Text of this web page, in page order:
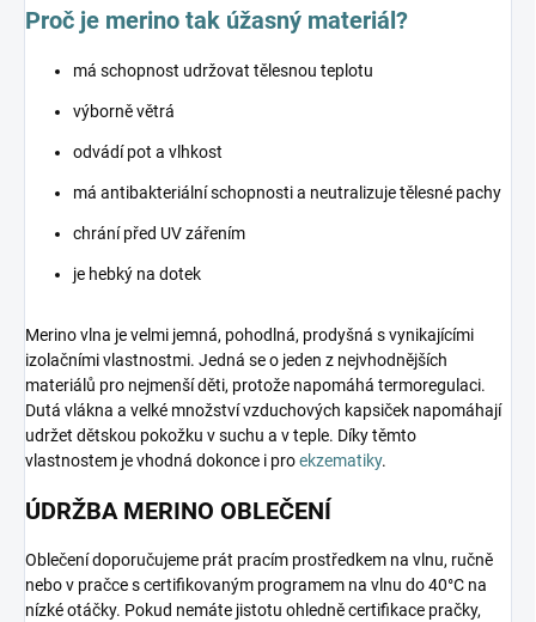
Proč je merino tak úžasný materiál?
má schopnost udržovat tělesnou teplotu
výborně větrá
odvádí pot a vlhkost
má antibakteriální schopnosti a neutralizuje tělesné pachy
chrání před UV zářením
je hebký na dotek
Merino vlna je velmi jemná, pohodlná, prodyšná s vynikajícími
izolačními vlastnostmi. Jedná se o jeden z nejvhodnějších
materiálů pro nejmenší děti, protože napomáhá termoregulaci.
Dutá vlákna a velké množství vzduchových kapsiček napomáhají
udržet dětskou pokožku v suchu a v teple. Díky těmto
vlastnostem je vhodná dokonce i proekzematiky.
ÚDRŽBA MERINO OBLEČENÍ
Oblečení doporučujeme prát pracím prostředkem na vlnu, ručně
nebo v pračce s certifikovaným programem na vlnu do 40°C na
nízké otáčky. Pokud nemáte jistotu ohledně certifikace pračky,